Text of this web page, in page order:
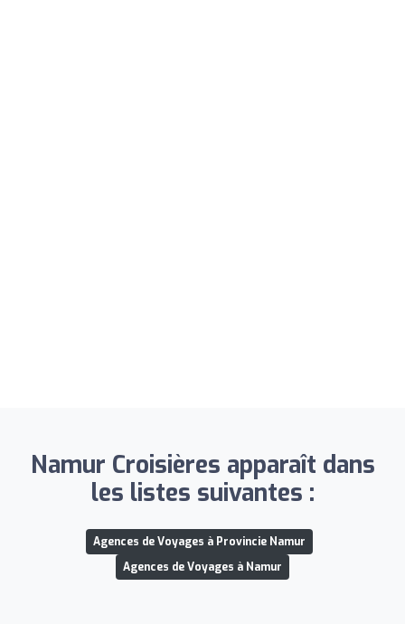
Namur Croisières apparaît dans
les listes suivantes :
Agences de Voyages à Provincie Namur
Agences de Voyages à Namur